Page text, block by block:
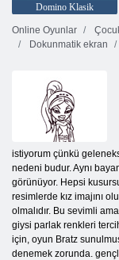
Domino Klasik
Online Oyunlar
Dokunmatik ekran
istiyorum çünkü
nedeni budur. Aynı
görünüyor. Hepsi
resimlerde kız imajını
olmalıdır. Bu sevimli
giysi parlak renkleri
için, oyun Bratz
denemek zorunda.